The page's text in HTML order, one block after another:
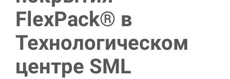
FlexPack® в
Технологическом
центре SML